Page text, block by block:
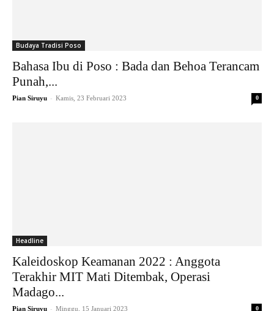
Budaya Tradisi Poso
Bahasa Ibu di Poso : Bada dan Behoa Terancam
Punah,...
Pian Siruyu - Kamis, 23 Februari 2023 0
Headline
Kaleidoskop Keamanan 2022 : Anggota
Terakhir MIT Mati Ditembak, Operasi
Madago...
Pian Siruyu - Minggu, 15 Januari 2023 0